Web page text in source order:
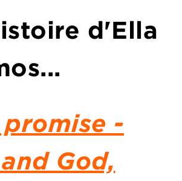
d'Ella
-
God,